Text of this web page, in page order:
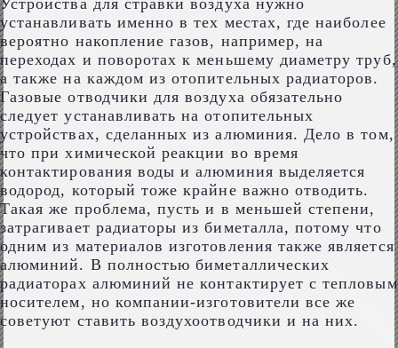
Устройства для стравки воздуха нужно
устанавливать именно в тех местах, где наиболее
вероятно накопление газов, например, на
переходах и поворотах к меньшему диаметру труб,
а также на каждом из отопительных радиаторов.
Газовые отводчики для воздуха обязательно
следует устанавливать на отопительных
устройствах, сделанных из алюминия. Дело в том,
что при химической реакции во время
контактирования воды и алюминия выделяется
водород, который тоже крайне важно отводить.
Такая же проблема, пусть и в меньшей степени,
затрагивает радиаторы из биметалла, потому что
одним из материалов изготовления также является
алюминий. В полностью биметаллических
радиаторах алюминий не контактирует с тепловым
носителем, но компании-изготовители все же
советуют ставить воздухоотводчики и на них.